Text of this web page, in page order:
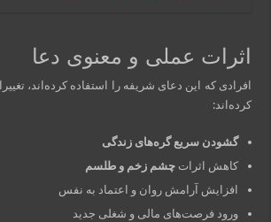
اثرات عملی و معنوی دعا
افرادی که این دعای شریفه را استفاده کرده‌اند،
کرده‌اند:
گشودن سریع گره‌های زندگی
کاهش اثراتچشم زخم و طلسم
افزایش آرامش روان و اعتماد به نفس
ورود فرصت‌های مالی و شغلی جدید